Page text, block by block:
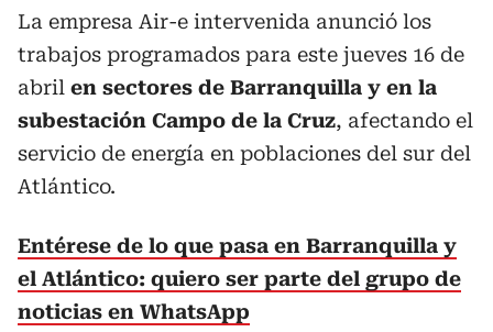
La empresa Air-e intervenida anunció los
trabajos programados para este jueves 16 de
abril en sectores de Barranquilla y en la
subestación Campo de la Cruz, afectando el
servicio de energía en poblaciones del sur del
Atlántico.
Entérese de lo que pasa en Barranquilla y
el Atlántico: quiero ser parte del grupo de
noticias en WhatsApp